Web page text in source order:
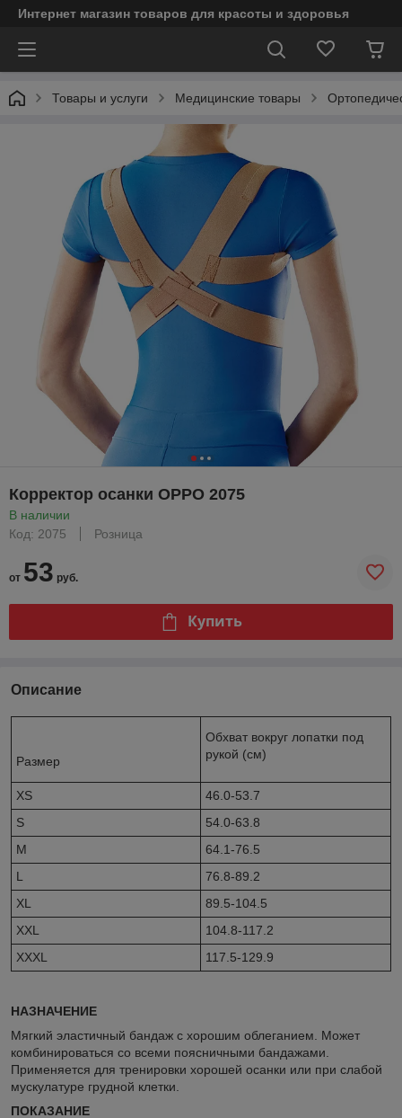
Интернет магазин товаров для красоты и здоровья
Товары и услуги Медицинские товары
Корректор осанки OPPO 2075
В наличии
Код: 2075
Розница
от 53 руб.
Купить
Описание
Размер
Обхват вокруг лопатки под
рукой (см)
XS
46.0-53.7
S
54.0-63.8
M
64.1-76.5
L
76.8-89.2
XL
89.5-104.5
XXL
104.8-117.2
XXXL
117.5-129.9
НАЗНАЧЕНИЕ
Мягкий эластичный бандаж с хорошим облеганием. Может
комбинироваться со всеми поясничными бандажами.
Применяется для тренировки хорошей осанки или при слабой
мускулатуре грудной клетки.
ПОКАЗАНИЕ